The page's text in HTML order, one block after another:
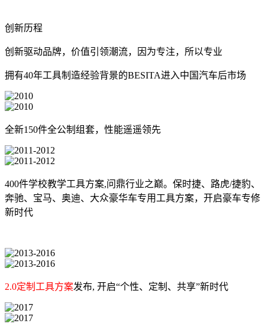
创新历程
创新驱动品牌，价值引领潮流，因为专注，所以专业
拥有40年工具制造经验背景的BESITA进入中国汽车后市场
全新150件全公制组套，性能遥遥领先
400件学校教学工具方案,问鼎行业之巅。保时捷、路虎/捷豹、
奔驰、宝马、奥迪、大众豪华车专用工具方案，开启豪车专修
新时代
2.0定制工具方案发布, 开启“个性、定制、共享”新时代